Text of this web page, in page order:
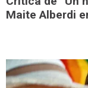
Maite Alberdi